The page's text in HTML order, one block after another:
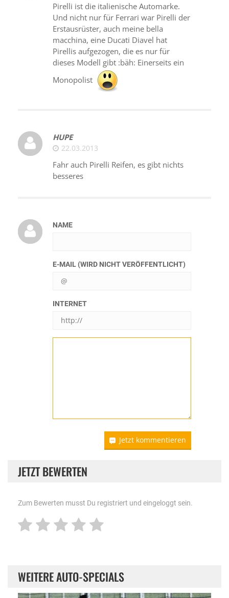
Pirelli ist die italienische Automarke.
Und nicht nur für Ferrari war Pirelli der
Erstausrüster, auch meine bella
macchina, eine Ducati Diavel hat
Pirellis aufgezogen, die es nur für
dieses Modell gibt :bäh: Einerseits ein
Monopolist
HUPE
22.03.2013
Fahr auch Pirelli Reifen, es gibt nichts
besseres
NAME
E-MAIL (WIRD NICHT VERÖFFENTLICHT)
INTERNET
Jetzt kommentieren
JETZT BEWERTEN
Zum Bewerten musst Du registriert und eingeloggt sein.
WEITERE AUTO-SPECIALS